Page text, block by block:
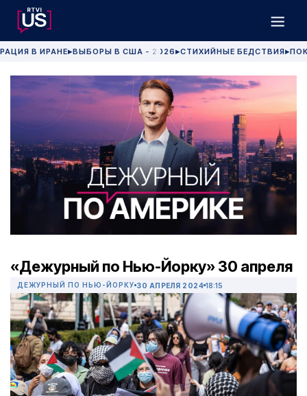
В ИРАНЕ▶ВЫБОРЫ В США - 2026 ▶СТИХИЙНЫЕ БЕДСТВИЯ▶
«Дежурный по Нью-Йорку» 30 апреля
ДЕЖУРНЫЙ ПО НЬЮ-ЙОРКУ 30 АПРЕЛЯ 2024 18:15